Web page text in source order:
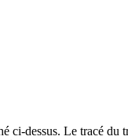
Le tracé du